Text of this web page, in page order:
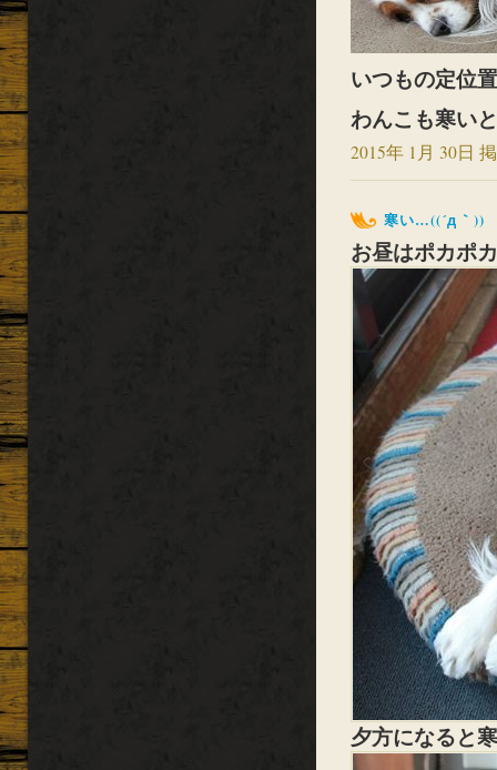
いつもの定位
わんこも寒い
2015年 1月 30日
寒い…((´д｀))
お昼はポカポ
夕方になると